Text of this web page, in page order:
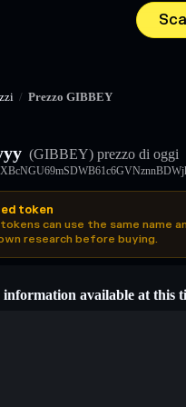
/ Prezzo GIBBEY
(GIBBEY) prezzo di oggi
token
can use the same name
research before buying.
information available at this